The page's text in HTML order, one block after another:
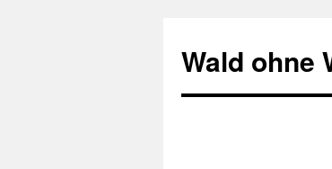
springen
Wald ohne